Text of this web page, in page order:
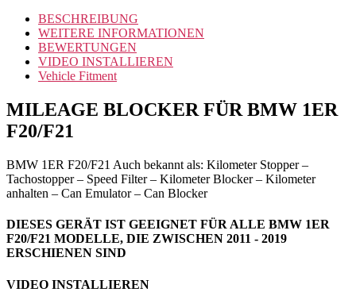
BESCHREIBUNG
WEITERE INFORMATIONEN
BEWERTUNGEN
VIDEO INSTALLIEREN
Vehicle Fitment
MILEAGE BLOCKER FÜR BMW 1ER
F20/F21
BMW 1ER F20/F21 Auch bekannt als: Kilometer Stopper –
Tachostopper – Speed Filter – Kilometer Blocker – Kilometer
anhalten – Can Emulator – Can Blocker
DIESES GERÄT IST GEEIGNET FÜR ALLE BMW 1ER
F20/F21 MODELLE, DIE ZWISCHEN 2011 - 2019
ERSCHIENEN SIND
VIDEO INSTALLIEREN